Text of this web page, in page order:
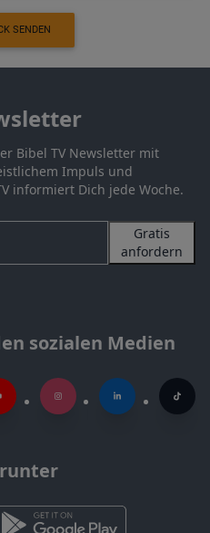
SENDEN
Bibel TV Newsletter mit
Impuls und
informiert Dich jede Woche.
Gratis
anfordern
sozialen Medien